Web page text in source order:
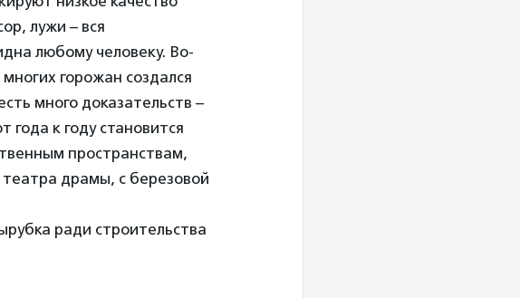
лужи – вся
любому человеку. Во-
горожан создался
много доказательств –
года к году становится
пространствам,
театра драмы, с березовой
ради строительства